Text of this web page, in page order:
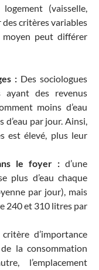
(vaisselle,
critères variables
peut différer
:Des sociologues
ayant des revenus
moins d’eau
par jour. Ainsi,
est élevé, plus leur
le foyer :d’une
plus d’eau chaque
par jour), mais
240 et 310 litres par
d’importance
la consommation
l’emplacement